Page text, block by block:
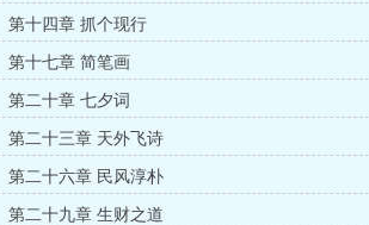
第十四章 抓个现行
第十七章 简笔画
第二十章 七夕词
第二十三章 天外飞诗
第二十六章 民风淳朴
第二十九章 生财之道